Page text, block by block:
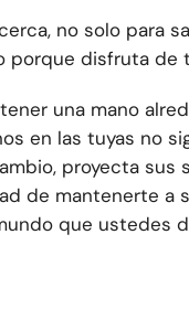
no solo para
porque disfruta de
una mano
en las tuyas no
proyecta sus
de mantenerte a
que ustedes